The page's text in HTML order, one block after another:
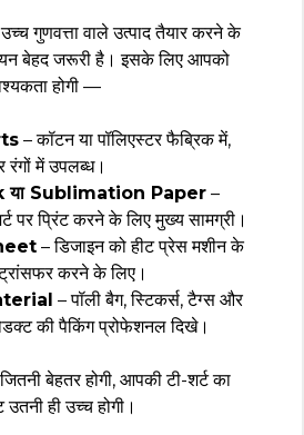
गुणवत्ता वाले उत्पाद तैयार करने के
बेहद जरूरी है। इसके लिए आपको
होगी —
– कॉटन या पॉलिएस्टर फैब्रिक में,
रंगों में उपलब्ध।
Sublimation Paper –
पर प्रिंट करने के लिए मुख्य सामग्री।
– डिजाइन को हीट प्रेस मशीन के
ट्रांसफर करने के लिए।
– पॉली बैग, स्टिकर्स, टैग्स और
की पैकिंग प्रोफेशनल दिखे।
बेहतर होगी, आपकी टी-शर्ट का
ही उच्च होगी।